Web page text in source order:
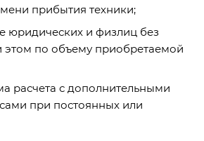
прибытия техники;
юридических и физлиц без
этом по объему приобретаемой
расчета с дополнительными
при постоянных или